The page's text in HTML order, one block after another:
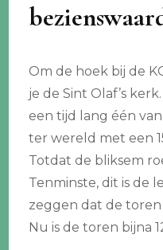
Om de hoek bij de
je de Sint Olaf’s
een tijd lang één
ter wereld met een
Totdat de bliksem
Tenminste, dit is de
zeggen dat de toren
Nu is de toren bijna